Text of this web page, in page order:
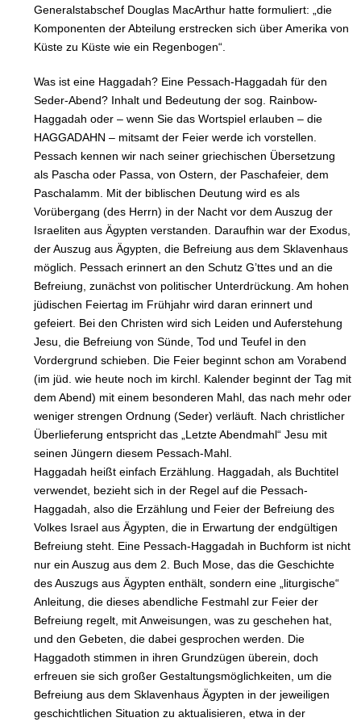
Generalstabschef Douglas MacArthur hatte formuliert: „die
Komponenten der Abteilung erstrecken sich über Amerika von
Küste zu Küste wie ein Regenbogen“.
Was ist eine Haggadah? Eine Pessach-Haggadah für den
Seder-Abend? Inhalt und Bedeutung der sog. Rainbow-
Haggadah oder – wenn Sie das Wortspiel erlauben – die
HAGGADAHN – mitsamt der Feier werde ich vorstellen.
Pessach kennen wir nach seiner griechischen Übersetzung
als Pascha oder Passa, von Ostern, der Paschafeier, dem
Paschalamm. Mit der biblischen Deutung wird es als
Vorübergang (des Herrn) in der Nacht vor dem Auszug der
Israeliten aus Ägypten verstanden. Daraufhin war der Exodus,
der Auszug aus Ägypten, die Befreiung aus dem Sklavenhaus
möglich. Pessach erinnert an den Schutz G’ttes und an die
Befreiung, zunächst von politischer Unterdrückung. Am hohen
jüdischen Feiertag im Frühjahr wird daran erinnert und
gefeiert. Bei den Christen wird sich Leiden und Auferstehung
Jesu, die Befreiung von Sünde, Tod und Teufel in den
Vordergrund schieben. Die Feier beginnt schon am Vorabend
(im jüd. wie heute noch im kirchl. Kalender beginnt der Tag mit
dem Abend) mit einem besonderen Mahl, das nach mehr oder
weniger strengen Ordnung (Seder) verläuft. Nach christlicher
Überlieferung entspricht das „Letzte Abendmahl“ Jesu mit
seinen Jüngern diesem Pessach-Mahl.
Haggadah heißt einfach Erzählung. Haggadah, als Buchtitel
verwendet, bezieht sich in der Regel auf die Pessach-
Haggadah, also die Erzählung und Feier der Befreiung des
Volkes Israel aus Ägypten, die in Erwartung der endgültigen
Befreiung steht. Eine Pessach-Haggadah in Buchform ist nicht
nur ein Auszug aus dem 2. Buch Mose, das die Geschichte
des Auszugs aus Ägypten enthält, sondern eine „liturgische“
Anleitung, die dieses abendliche Festmahl zur Feier der
Befreiung regelt, mit Anweisungen, was zu geschehen hat,
und den Gebeten, die dabei gesprochen werden. Die
Haggadoth stimmen in ihren Grundzügen überein, doch
erfreuen sie sich großer Gestaltungsmöglichkeiten, um die
Befreiung aus dem Sklavenhaus Ägypten in der jeweiligen
geschichtlichen Situation zu aktualisieren, etwa in der